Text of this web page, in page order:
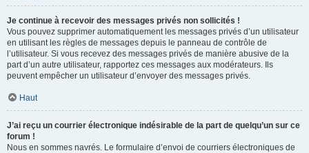
Je continue à recevoir des messages privés non sollicités !
Vous pouvez supprimer automatiquement les messages privés d’un utilisateur
en utilisant les règles de messages depuis le panneau de contrôle de
l’utilisateur. Si vous recevez des messages privés de manière abusive de la
part d’un autre utilisateur, rapportez ces messages aux modérateurs. Ils
peuvent empêcher un utilisateur d’envoyer des messages privés.
Haut
J’ai reçu un courrier électronique indésirable de la part de quelqu’un sur ce
forum !
Nous en sommes navrés. Le formulaire d’envoi de courriers électroniques de